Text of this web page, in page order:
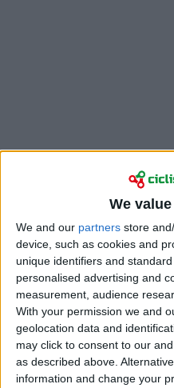
We
We and our partners store
device, such as cookies and
unique identifiers and
personalised advertising and
measurement, audience
With your permission we and
geolocation data and
may click to consent to our
as described above.
information and change your
De facto, foram dois
tiraram Evenepoel da
Remco disse após a
da medalha de prata
Pogacar desde o
chegada. Mas foram as
derrotaram: